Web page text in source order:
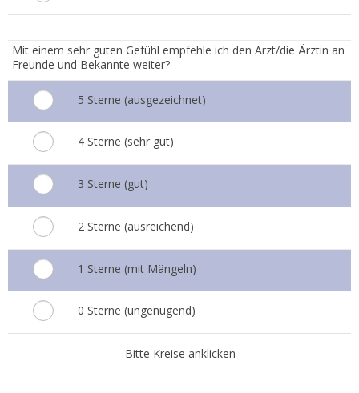
Mit einem sehr guten Gefühl empfehle ich den Arzt/die Ärztin an
Freunde und Bekannte weiter?
5 Sterne (ausgezeichnet)
4 Sterne (sehr gut)
3 Sterne (gut)
2 Sterne (ausreichend)
1 Sterne (mit Mängeln)
0 Sterne (ungenügend)
Bitte Kreise anklicken